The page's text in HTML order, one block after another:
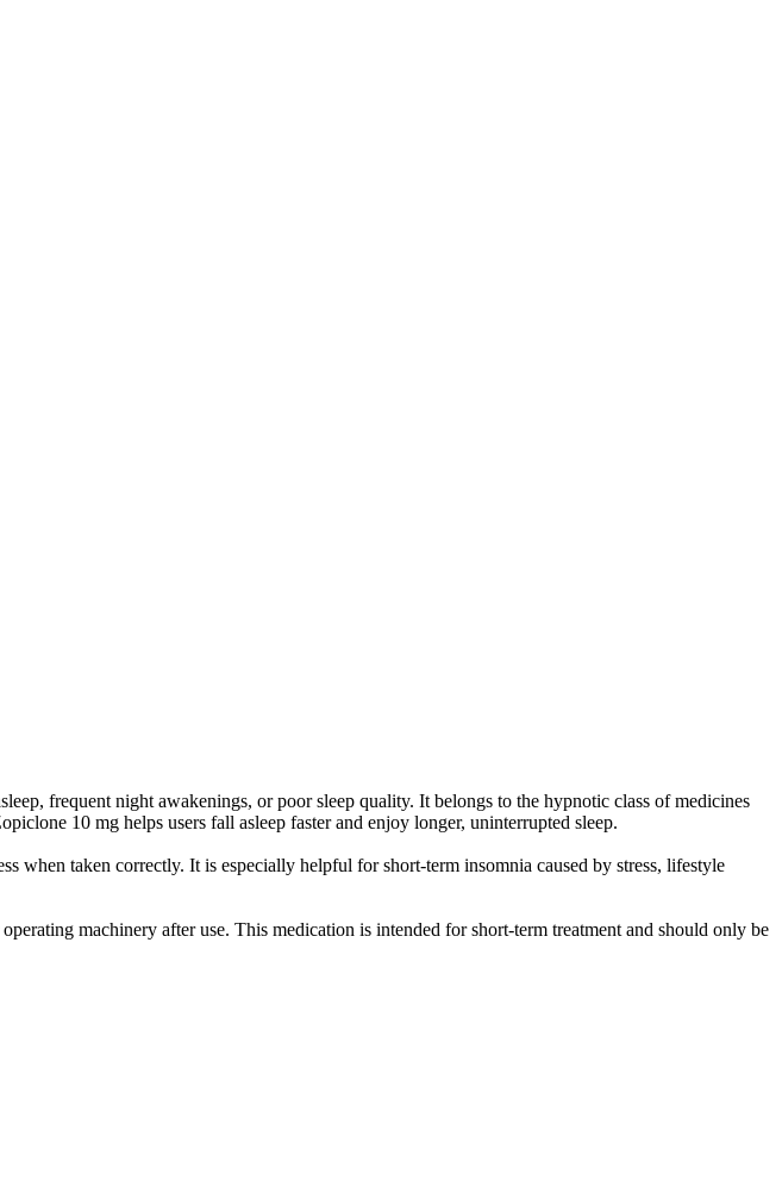
frequent night awakenings, or poor sleep quality. It belongs to the hypnotic class of medicines
10 mg helps users fall asleep faster and enjoy longer, uninterrupted sleep.
when taken correctly. It is especially helpful for short-term insomnia caused by stress, lifestyle
machinery after use. This medication is intended for short-term treatment and should only be